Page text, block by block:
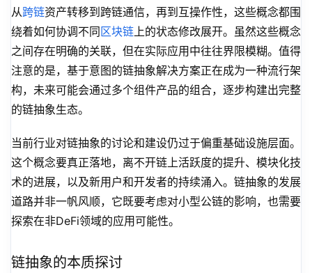
从跨链资产转移到跨链通信，再到互操作性，这些概念都围
绕着如何协调不同 区块链上的状态修改展开。虽然这些概念
之间存在明确的关联，但在实际应用中往往界限模糊。值得
注意的是，基于意图的链抽象解决方案正在成为一种流行架
构，未来可能会通过多个组件产品的组合，逐步构建出完整
的链抽象生态。
当前行业对链抽象的讨论和建设仍过于偏重基础设施层面。
这个概念要真正落地，离不开链上活跃度的提升、模块化技
术的进展，以及新用户和开发者的持续涌入。链抽象的发展
道路并非一帆风顺，它既要考虑对小型公链的影响，也需要
探索在非DeFi领域的应用可能性。
链抽象的本质探讨